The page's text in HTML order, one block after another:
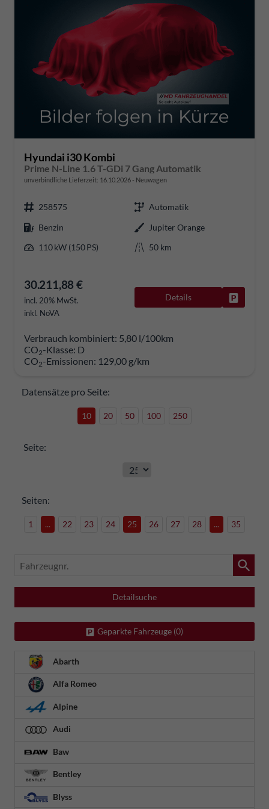
Hyundai i30 Kombi
Prime N-Line 1.6 T-GDi 7 Gang Automatik
unverbindliche Lieferzeit: 16.10.2026 Neuwagen
258575
Automatik
Benzin
Jupiter Orange
110 kW (150 PS)
50 km
30.211,88 €
incl. 20% MwSt.
inkl. NoVA
Details
Verbrauch kombiniert: 5,80 l/100km
CO2-Klasse: D
CO2-Emissionen: 129,00 g/km
Datensätze pro Seite:
10 20 50 100 250
Seite:
Seiten:
1 ... 22 23 24 25 26 27 28 ... 35
Fahrzeugnr.
Detailsuche
Geparkte Fahrzeuge (0)
Abarth
Alfa Romeo
Alpine
Audi
Baw
Bentley
Blyss